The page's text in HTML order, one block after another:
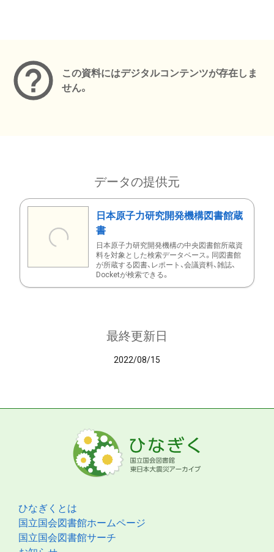
この資料にはデジタルコンテンツが存在しま
せん。
データの提供元
日本原子力研究開発機構図書館蔵
書
日本原子力研究開発機構の中央図書館所蔵資
料を対象とした検索データベース。同図書館
が所蔵する図書、レポート、会議資料、雑誌、
Docketが検索できる。
最終更新日
2022/08/15
ひなぎくとは
国立国会図書館ホームページ
国立国会図書館サーチ